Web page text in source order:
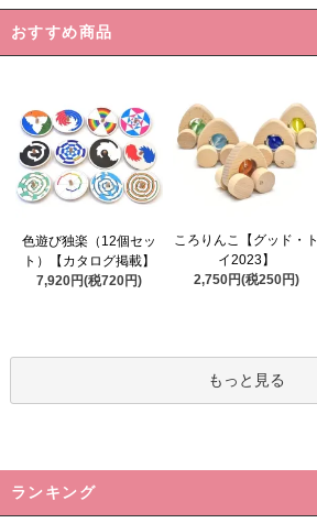
おすすめ商品
色遊び独楽（12個セッ
ト）【カタログ掲載】
7,920円(税720円)
ころりんこ【グッド・ト
イ2023】
2,750円(税250円)
もっと見る
ランキング